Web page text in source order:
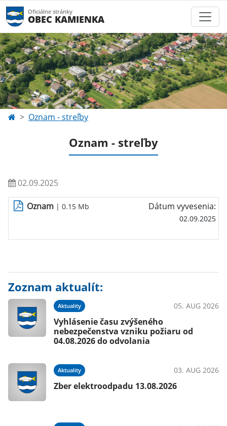
Oficiálne stránky
OBEC KAMIENKA
Oznam - streľby
Oznam - streľby
02.09.2025
Oznam | 0.15 Mb Dátum vyvesenia:
02.09.2025
Zoznam aktualít:
Aktuality 05. AUG 2026
Vyhlásenie času zvýšeného
nebezpečenstva vzniku požiaru od
04.08.2026 do odvolania
Aktuality 03. AUG 2026
Zber elektroodpadu 13.08.2026